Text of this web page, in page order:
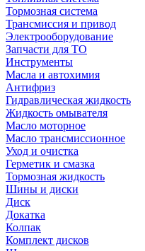
Тормозная система
Трансмиссия и привод
Электрооборудование
Запчасти для ТО
Инструменты
Масла и автохимия
Антифриз
Гидравлическая жидкость
Жидкость омывателя
Масло моторное
Масло трансмиссионное
Уход и очистка
Герметик и смазка
Тормозная жидкость
Шины и диски
Диск
Докатка
Колпак
Комплект дисков